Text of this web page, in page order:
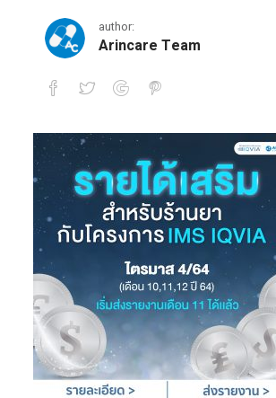
Print author:
Arincare Team
Print